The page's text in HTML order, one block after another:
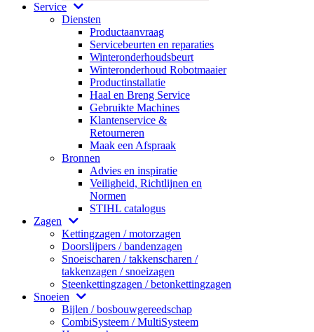
Service
Diensten
Productaanvraag
Servicebeurten en reparaties
Winteronderhoudsbeurt
Winteronderhoud Robotmaaier
Productinstallatie
Haal en Breng Service
Gebruikte Machines
Klantenservice &
Retourneren
Maak een Afspraak
Bronnen
Advies en inspiratie
Veiligheid, Richtlijnen en
Normen
STIHL catalogus
Zagen
Kettingzagen / motorzagen
Doorslijpers / bandenzagen
Snoeischaren / takkenscharen /
takkenzagen / snoeizagen
Steenkettingzagen / betonkettingzagen
Snoeien
Bijlen / bosbouwgereedschap
CombiSysteem / MultiSysteem